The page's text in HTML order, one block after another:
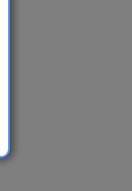
Villanueva del Conde